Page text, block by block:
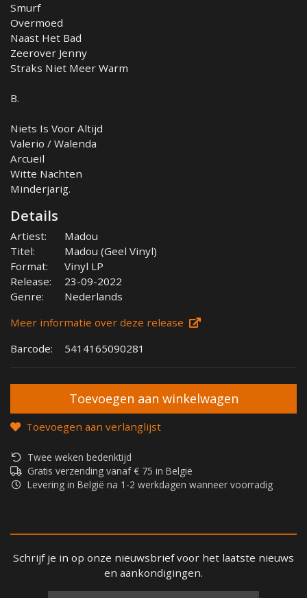
Smurf
Overmoed
Naast Het Bad
Zeerover Jenny
Straks Niet Meer Warm
B.
Niets Is Voor Altijd
Valerio / Walenda
Arcueil
Witte Nachten
Minderjarig.
Details
Artiest:
Madou
Titel:
Madou (Geel Vinyl)
Format:
Vinyl LP
Release:
23-09-2022
Genre:
Nederlands
Meer informatie over deze release
Barcode:
5414165090281
Toevoegen aan verlanglijst
Twee weken bedenktijd
Gratis verzending vanaf € 75 in België
Levering in België na 1-2 werkdagen wanneer voorradig
Schrijf je in op onze nieuwsbrief voor het laatste nieuws
en aankondigingen.